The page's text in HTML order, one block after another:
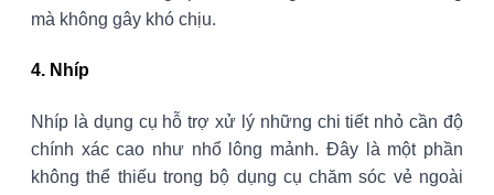
mà không gây khó chịu.
4. Nhíp
Nhíp là dụng cụ hỗ trợ xử lý những chi tiết nhỏ cần độ
chính xác cao như nhổ lông mảnh. Đây là một phần
không thể thiếu trong bộ dụng cụ chăm sóc vẻ ngoài